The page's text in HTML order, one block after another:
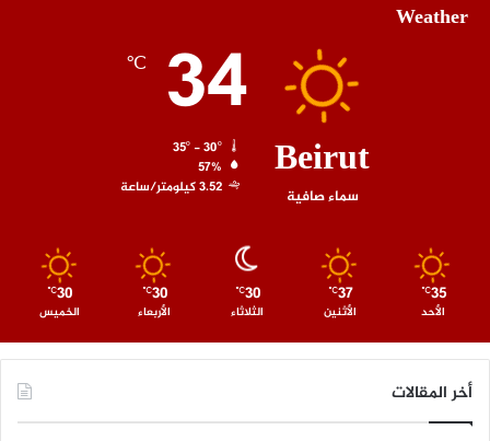
Weather
Beirut
سماء صافية
34
℃
57%
3.52 كيلومتر/ساعة
35
℃
الأحد
37
℃
الأثنين
30
℃
الثلاثاء
30
℃
الأربعاء
30
℃
الخميس
أخر المقالات